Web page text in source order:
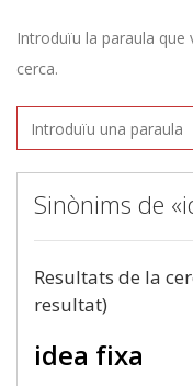
Introduïu la paraula que
cerca.
Sinònims de
Resultats de la
resultat)
idea fixa